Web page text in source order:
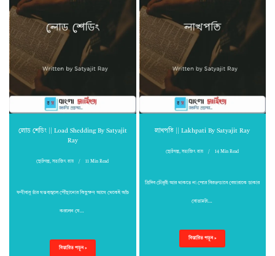
লোড শেডিং || Load Shedding By Satyajit
Ray
ছোটগল্প,সত্যজিৎ রায় 11 Min Read
ফণীবাবু তাঁর গন্তব্যস্থলে পৌঁছানোর কিছুক্ষণ আগে থেকেই আঁচ
করলেন যে…
বিস্তারিত পড়ুন »
লাখপতি || Lakhpati By Satyajit Ray
ছোটগল্প,সত্যজিৎ রায় 14 Min Read
ত্রিদিব চৌধুরী আর থাকতে না পেরে বিরক্তভাবে বেয়ারাকে ডাকার
বোতামটা…
বিস্তারিত পড়ুন »